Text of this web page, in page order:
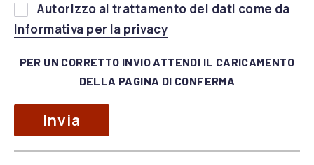
prega
di
vuoto
campo.
Autorizzo al trattamento dei dati come da
Informativa per la privacy
PER UN CORRETTO INVIO ATTENDI IL CARICAMENTO
DELLA PAGINA DI CONFERMA